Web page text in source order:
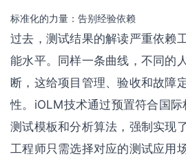
标准化的力量：告别经验依赖
过去，测试结果的解读严重依赖
能水平。同样一条曲线，不同的
断，这给项目管理、验收和故障
性。iOLM技术通过预置符合国
测试模板和分析算法，强制实现
工程师只需选择对应的测试应用